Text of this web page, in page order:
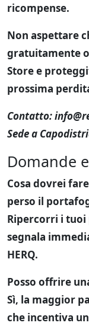
ricompense.
Non aspettare
gratuitamente
Store e
prossima
Contatto:
Sede a
Domande
Cosa dovrei
perso il
Ripercorri i tuoi
segnala
HERQ.
Posso offrire
Sì, la maggior
che incentiva